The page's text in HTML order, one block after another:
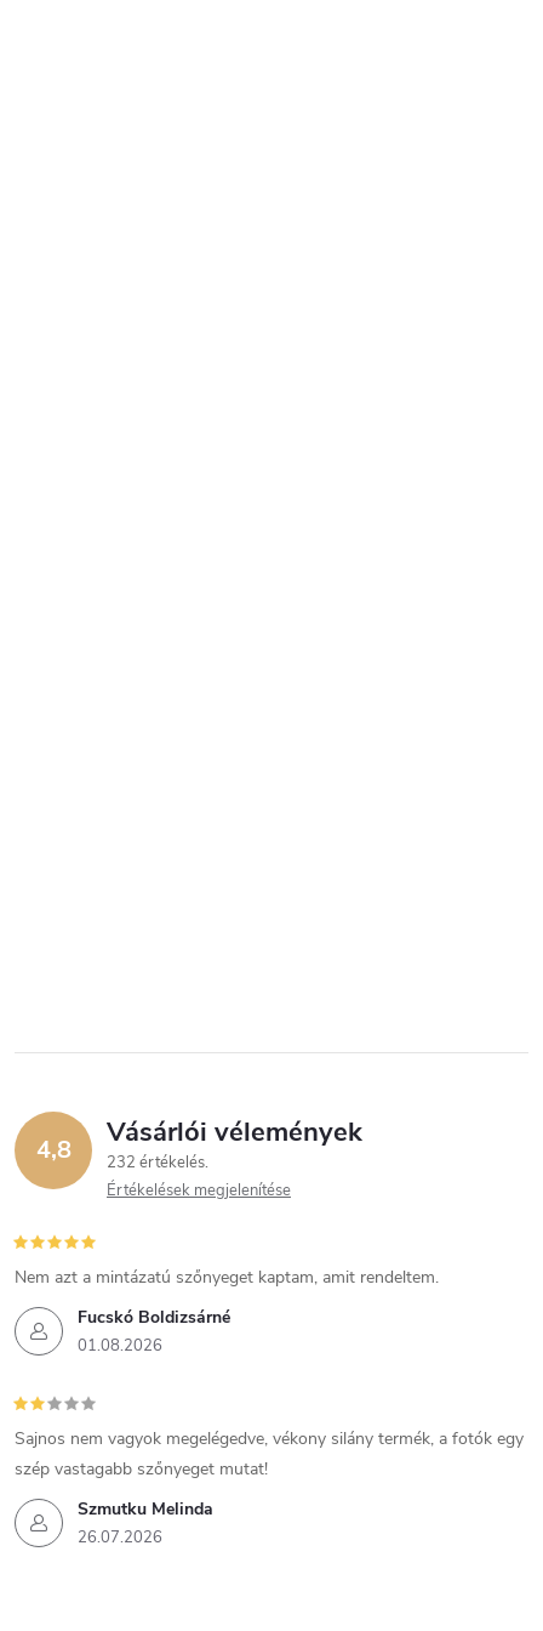
4,8 Vásárlói vélemények
232 értékelés
Értékelések megjelenítése
Fucskó Boldizsárné
01.08.2026
Nem azt a mintázatú szőnyeget kaptam, amit rendeltem.
Szmutku Melinda
26.07.2026
Sajnos nem vagyok megelégedve, vékony silány termék, a fotók egy
szép vastagabb szőnyeget mutat!